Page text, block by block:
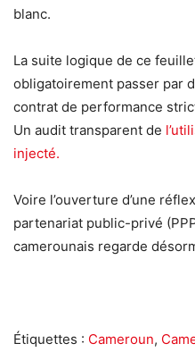
blanc.
La suite logique de ce
obligatoirement passer par
contrat de performance
Un audit transparent de
injecté.
Voire l’ouverture d’une
partenariat public-privé
camerounais regarde
Étiquettes : Cameroun,